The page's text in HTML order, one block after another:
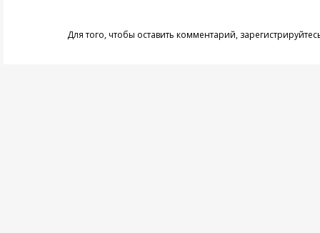
Для того, чтобы оставить комментарий,